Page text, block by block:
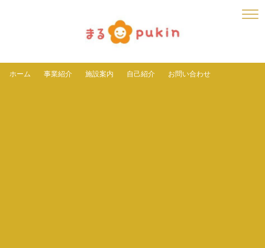
ホーム 事業紹介 施設案内 自己紹介 お問い合わせ